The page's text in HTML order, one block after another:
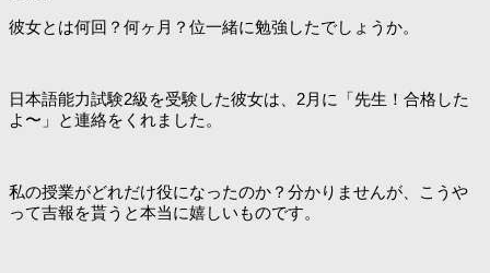
彼女とは何回？何ヶ月？位一緒に勉強したでしょうか。
日本語能力試験2級を受験した彼女は、2月に「先生！合格した
よ〜」と連絡をくれました。
私の授業がどれだけ役になったのか？分かりませんが、こうや
って吉報を貰うと本当に嬉しいものです。